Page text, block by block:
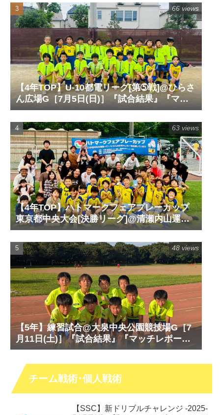
【4年TOP】U-10都電リーグ[第➄戦]@ひらさ
ん広場G［7月5日(日)］『試合結果』『マッ
チレポート』『試合動画』
66 views
【4年TOP】ハトマークフェアプレーカップ
東京都中央大会[決勝リーグ]@清瀬内山運動
公園サッカー場G［6月14日(日)］『試合結
果』『マッチレポート』『試合動画』
63 views
【5年】練習試合@大泉中央公園競技場G［7
月11日(土)］『試合結果』『マッチレポー
ト』『試合動画』
48 views
チーム戦術･個人戦術
【SSC】新ドリブルチャレンジ -2025-